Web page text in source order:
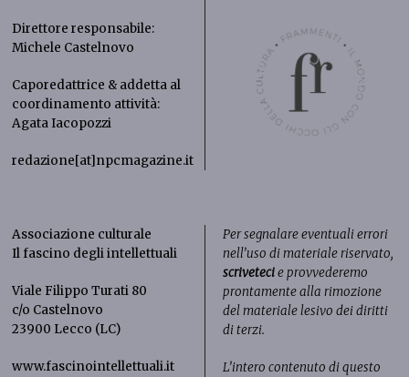
Direttore responsabile:
Michele Castelnovo
Caporedattrice & addetta al
coordinamento attività:
Agata Iacopozzi
redazione[at]npcmagazine.it
Associazione culturale
Il fascino degli intellettuali
Viale Filippo Turati 80
c/o Castelnovo
23900 Lecco (LC)
www.fascinointellettuali.it
Per segnalare eventuali errori
nell’uso di materiale riservato,
scrivetecie provvederemo
prontamente alla rimozione
del materiale lesivo dei diritti
di terzi.
L’intero contenuto di questo